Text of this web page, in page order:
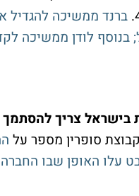
ברנד ממשיכה
בישראל צריך
סופרין מספר על
עלו האופן שבו